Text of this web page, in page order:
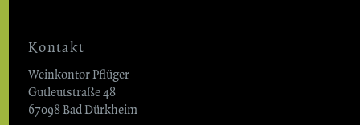
Kontakt
Weinkontor Pflüger
Gutleutstraße 48
67098 Bad Dürkheim